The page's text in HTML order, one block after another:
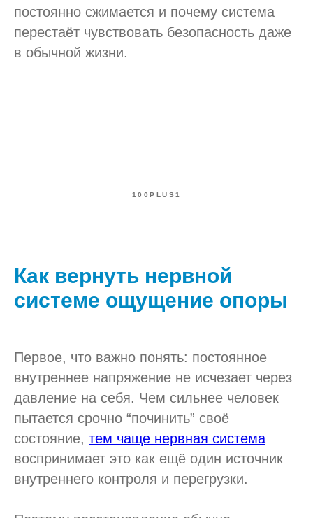
постоянно сжимается и почему система
перестаёт чувствовать безопасность даже
в обычной жизни.
100PLUS1
Как вернуть нервной
системе ощущение опоры
Первое, что важно понять: постоянное
внутреннее напряжение не исчезает через
давление на себя. Чем сильнее человек
пытается срочно “починить” своё
состояние, тем чаще нервная система
воспринимает это как ещё один источник
внутреннего контроля и перегрузки.